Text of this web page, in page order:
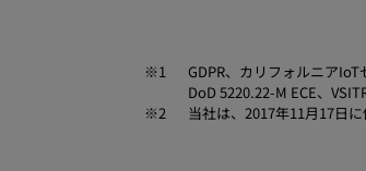
※1
GDPR、カリフォルニア
DoD 5220.22-M ECE、
※2
当社は、2017年11月17日